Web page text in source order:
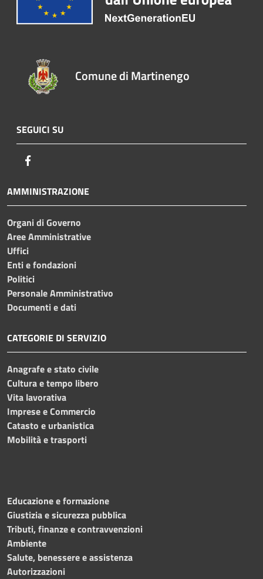
Comune di Martinengo
SEGUICI SU
AMMINISTRAZIONE
Organi di Governo
Aree Amministrative
Uffici
Enti e fondazioni
Politici
Personale Amministrativo
Documenti e dati
CATEGORIE DI SERVIZIO
Anagrafe e stato civile
Cultura e tempo libero
Vita lavorativa
Imprese e Commercio
Catasto e urbanistica
Mobilità e trasporti
Educazione e formazione
Giustizia e sicurezza pubblica
Tributi, finanze e contravvenzioni
Ambiente
Salute, benessere e assistenza
Autorizzazioni